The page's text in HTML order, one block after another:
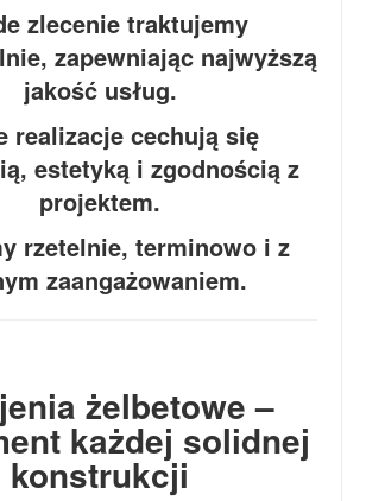
zlecenie traktujemy
zapewniając najwyższą
jakość usług.
realizacje cechują się
estetyką i zgodnością z
projektem.
rzetelnie, terminowo i z
zaangażowaniem.
żelbetowe –
każdej solidnej
konstrukcji